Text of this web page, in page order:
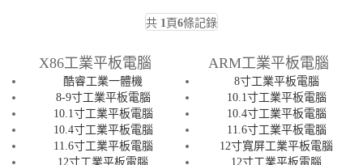
共 1頁6條記錄
X86工業平板電腦
酷睿工業一體機
8-9寸工業平板電腦
10.1寸工業平板電腦
10.4寸工業平板電腦
11.6寸工業平板電腦
12寸工業平板電腦
ARM工業平板電腦
8寸工業平板電腦
10.1寸工業平板電腦
10.4寸工業平板電腦
11.6寸工業平板電腦
12寸寬屏工業平板電腦
12寸工業平板電腦